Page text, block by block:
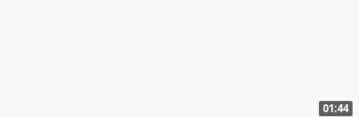
01:44